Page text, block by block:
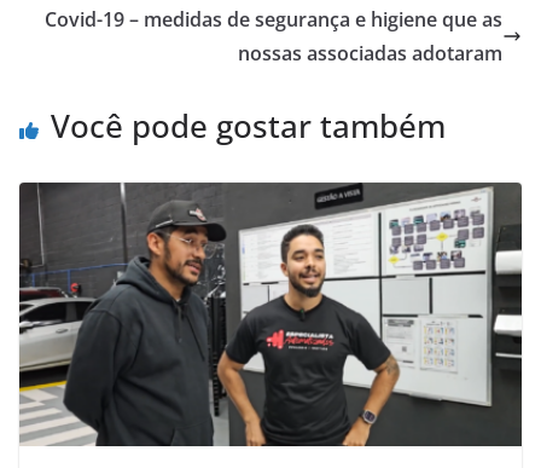
Covid-19 – medidas de segurança e higiene que as
nossas associadas adotaram
Você pode gostar também